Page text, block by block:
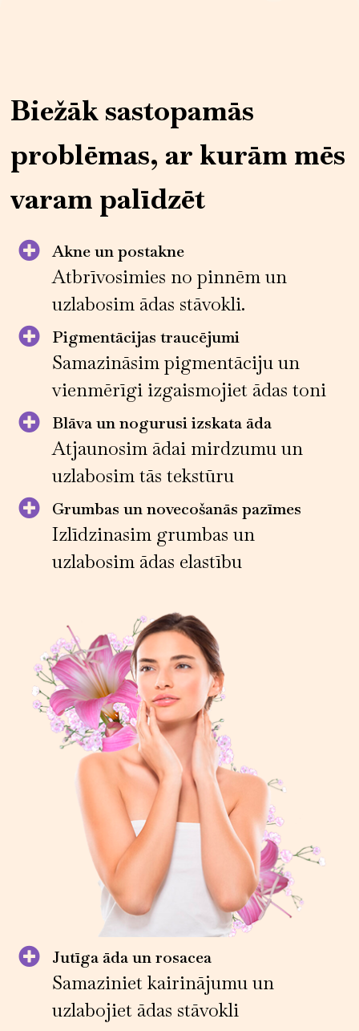
Biežāk sastopamās
problēmas, ar kurām mēs
varam palīdzēt
Akne un postakne
Atbrīvosimies no pinnēm un
uzlabosim ādas stāvokli.
Pigmentācijas traucējumi
Samazināsim pigmentāciju un
vienmērīgi izgaismojiet ādas toni
Blāva un nogurusi izskata āda
Atjaunosim ādai mirdzumu un
uzlabosim tās tekstūru
Grumbas un novecošanās pazīmes
Izlīdzinasim grumbas un
uzlabosim ādas elastību
Jutīga āda un rosacea
Samaziniet kairinājumu un
uzlabojiet ādas stāvokli